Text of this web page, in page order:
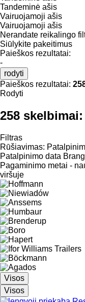
Tandeminė ašis
Vairuojamoji ašis
Vairuojamoji ašis
Nerandate reikalingo
Siūlykite pakeitimus
Paieškos rezultatai:
-
rodyti
Paieškos rezultatai:
Rodyti
258 skelbimai:
Filtras
Rūšiavimas:
Patalpinimo data
Pagaminimo metai -
viršuje
Visos
Visos